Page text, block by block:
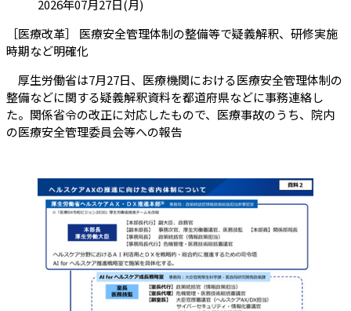
2026年07月27日(月)
［医療改革］ 医療安全管理体制の整備等で疑義解釈、研修実施
時期など明確化
厚生労働省は7月27日、医療機関における医療安全管理体制の
整備などに関する疑義解釈資料を都道府県などに事務連絡し
た。関係省令の改正に対応したもので、医療事故のうち、院内
の医療安全管理委員会等への報告